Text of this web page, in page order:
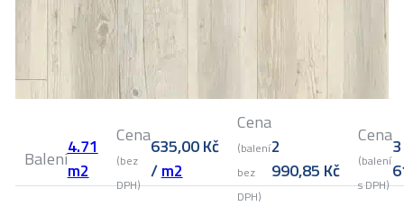
Balení4.71
m2
Cena
(bez
DPH)
635,00Kč
/m2
Cena
(balení
bez
DPH)
2
990,85 Kč
Cena
(balení
s DPH)
3